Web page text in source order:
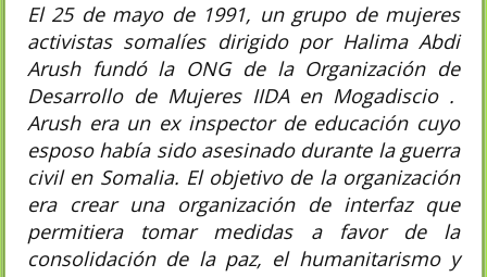
El 25 de mayo de 1991, un grupo de mujeres
activistas somalíes dirigido por Halima Abdi
Arush fundó la ONG de la Organización de
Desarrollo de Mujeres IIDA en Mogadiscio .
Arush era un ex inspector de educación cuyo
esposo había sido asesinado durante la guerra
civil en Somalia. El objetivo de la organización
era crear una organización de interfaz que
permitiera tomar medidas a favor de la
consolidación de la paz, el humanitarismo y